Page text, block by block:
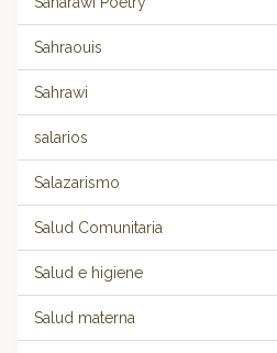
Sahraouis
Sahrawi
salarios
Salazarismo
Salud Comunitaria
Salud e higiene
Salud materna